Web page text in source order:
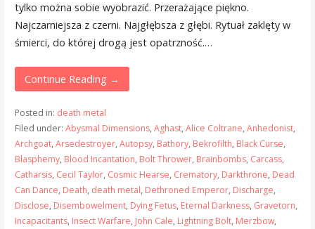
tylko można sobie wyobrazić. Przerażające piękno.
Najczarniejsza z czerni. Najgłębsza z głębi. Rytuał zaklęty w
śmierci, do której drogą jest opatrzność.…
Continue Reading →
Posted in: death metal
Filed under: Abysmal Dimensions, Aghast, Alice Coltrane, Anhedonist,
Archgoat, Arsedestroyer, Autopsy, Bathory, Bekrofilth, Black Curse,
Blasphemy, Blood Incantation, Bolt Thrower, Brainbombs, Carcass,
Catharsis, Cecil Taylor, Cosmic Hearse, Crematory, Darkthrone, Dead
Can Dance, Death, death metal, Dethroned Emperor, Discharge,
Disclose, Disembowelment, Dying Fetus, Eternal Darkness, Gravetorn,
Incapacitants, Insect Warfare, John Cale, Lightning Bolt, Merzbow,